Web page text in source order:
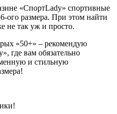
«СпортLady» спортивные
ого размера. При этом найти
не так уж и просто.
«50+» – рекомендую
где вам обязательно
и стильную